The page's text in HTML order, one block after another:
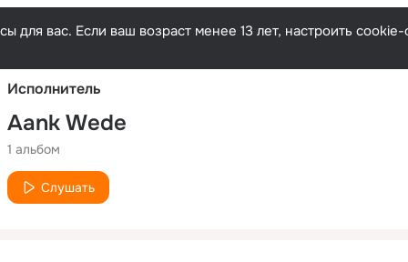
для вас. Если ваш возраст менее 13 лет, настроить
Исполнитель
Aank Wede
1 альбом
Слушать